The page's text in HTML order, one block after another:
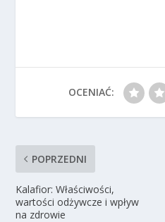
OCENIAĆ:
POPRZEDNI
Kalafior: Właściwości,
wartości odżywcze i wpływ
na zdrowie